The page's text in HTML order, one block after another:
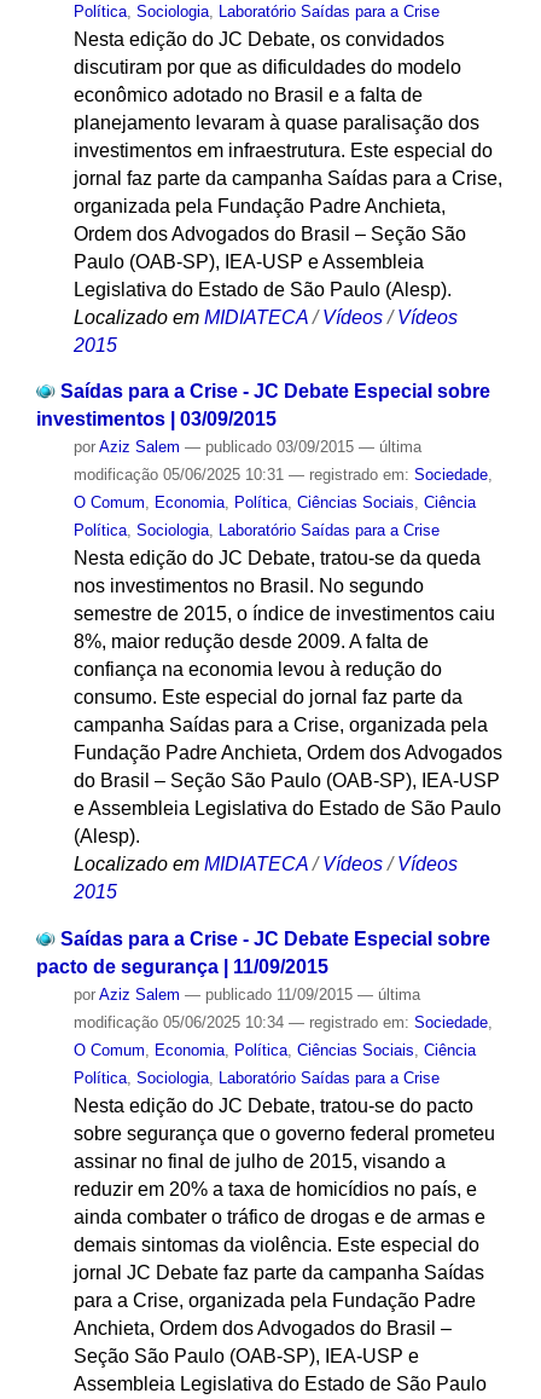
Política, Sociologia, Laboratório Saídas para a Crise
Nesta edição do JC Debate, os convidados
discutiram por que as dificuldades do modelo
econômico adotado no Brasil e a falta de
planejamento levaram à quase paralisação dos
investimentos em infraestrutura. Este especial do
jornal faz parte da campanha Saídas para a Crise,
organizada pela Fundação Padre Anchieta,
Ordem dos Advogados do Brasil – Seção São
Paulo (OAB-SP), IEA-USP e Assembleia
Legislativa do Estado de São Paulo (Alesp).
Localizado em MIDIATECA /Vídeos /Vídeos
2015
Saídas para a Crise - JC Debate Especial sobre
investimentos | 03/09/2015
por Aziz Salem — publicado03/09/2015 — última
modificação05/06/2025 10:31 — registrado em: Sociedade,
O Comum, Economia, Política, Ciências Sociais, Ciência
Política, Sociologia, Laboratório Saídas para a Crise
Nesta edição do JC Debate, tratou-se da queda
nos investimentos no Brasil. No segundo
semestre de 2015, o índice de investimentos caiu
8%, maior redução desde 2009. A falta de
confiança na economia levou à redução do
consumo. Este especial do jornal faz parte da
campanha Saídas para a Crise, organizada pela
Fundação Padre Anchieta, Ordem dos Advogados
do Brasil – Seção São Paulo (OAB-SP), IEA-USP
e Assembleia Legislativa do Estado de São Paulo
(Alesp).
Localizado em MIDIATECA /Vídeos /Vídeos
2015
Saídas para a Crise - JC Debate Especial sobre
pacto de segurança | 11/09/2015
por Aziz Salem — publicado11/09/2015 — última
modificação05/06/2025 10:34 — registrado em: Sociedade,
O Comum, Economia, Política, Ciências Sociais, Ciência
Política, Sociologia, Laboratório Saídas para a Crise
Nesta edição do JC Debate, tratou-se do pacto
sobre segurança que o governo federal prometeu
assinar no final de julho de 2015, visando a
reduzir em 20% a taxa de homicídios no país, e
ainda combater o tráfico de drogas e de armas e
demais sintomas da violência. Este especial do
jornal JC Debate faz parte da campanha Saídas
para a Crise, organizada pela Fundação Padre
Anchieta, Ordem dos Advogados do Brasil –
Seção São Paulo (OAB-SP), IEA-USP e
Assembleia Legislativa do Estado de São Paulo